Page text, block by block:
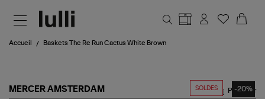
Accueil Baskets The Re Run Cactus White Brown
SOLDES -20%
MERCER AMSTERDAM Partager